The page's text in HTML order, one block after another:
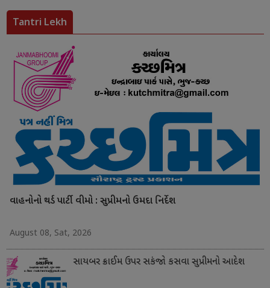
Tantri Lekh
વાહનોનો થર્ડ પાર્ટી વીમો : સુપ્રીમનો ઉમદા નિર્દેશ
August 08, Sat, 2026
સાયબર ક્રાઈમ ઉપર સકંજો કસવા સુપ્રીમનો આદેશ